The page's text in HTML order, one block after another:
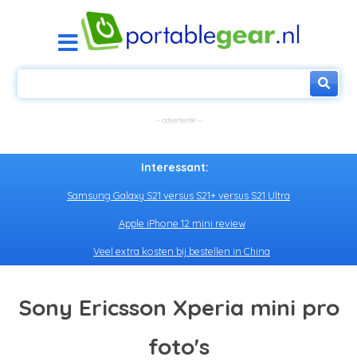
Interessant:
Samsung Galaxy S21 versus S21+ versus S21 Ultra
Apple iPhone 12 mini review
Veel extra kosten bij bestellen in China
Sony Ericsson Xperia mini pro
foto's